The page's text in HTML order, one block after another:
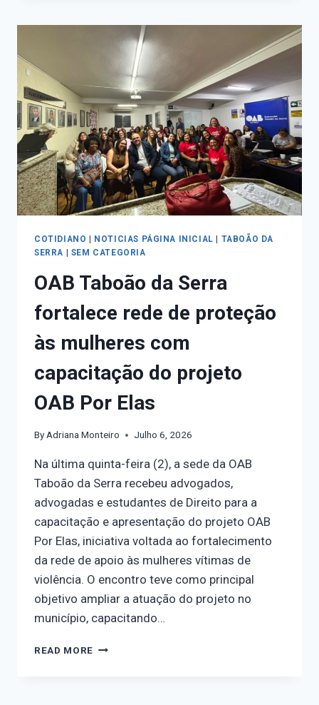
COTIDIANO | NOTICIAS PÁGINA INICIAL | TABOÃO DA
SERRA | SEM CATEGORIA
OAB Taboão da Serra
fortalece rede de proteção
às mulheres com
capacitação do projeto
OAB Por Elas
ByAdriana Monteiro Julho 6, 2026
Na última quinta-feira (2), a sede da OAB
Taboão da Serra recebeu advogados,
advogadas e estudantes de Direito para a
capacitação e apresentação do projeto OAB
Por Elas, iniciativa voltada ao fortalecimento
da rede de apoio às mulheres vítimas de
violência. O encontro teve como principal
objetivo ampliar a atuação do projeto no
município, capacitando…
READ MORE